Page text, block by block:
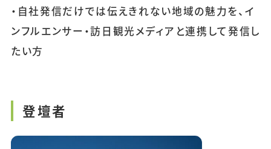
・自社発信だけでは伝えきれない地域の魅力を、イ
ンフルエンサー・訪日観光メディアと連携して発信し
たい方
登壇者